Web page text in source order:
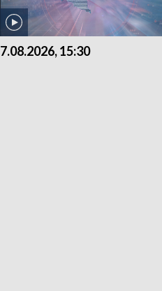
7.08.2026, 15:30